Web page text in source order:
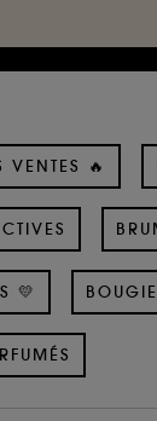
VENTES 🔥
💛